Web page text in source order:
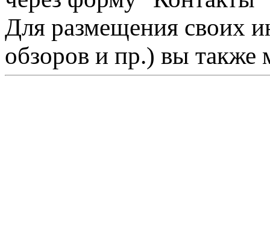
Для размещения своих
обзоров и пр.) вы также